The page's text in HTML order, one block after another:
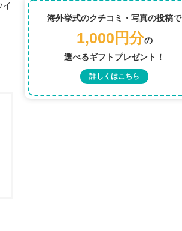
イ
海外挙式のクチコミ・写真の投稿で
1,000円分の
選べるギフトプレゼント！
詳しくはこちら